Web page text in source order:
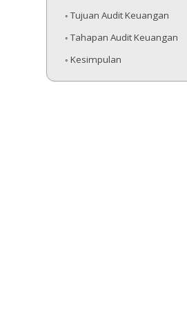
Tujuan Audit Keuangan
Tahapan Audit Keuangan
Kesimpulan